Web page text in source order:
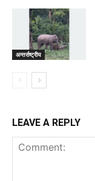
अन्तर्राष्ट्रीय
LEAVE A REPLY